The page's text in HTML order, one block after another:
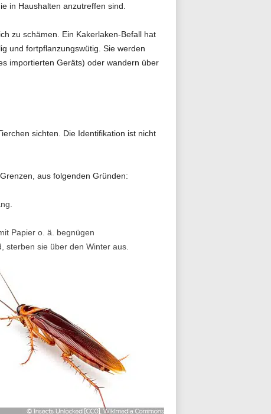
in Haushalten anzutreffen sind.
zu schämen. Ein Kakerlaken-Befall hat
und fortpflanzungswütig. Sie werden
importierten Geräts) oder wandern über
sichten. Die Identifikation ist nicht
aus folgenden Gründen:
Papier o. ä. begnügen
sterben sie über den Winter aus.